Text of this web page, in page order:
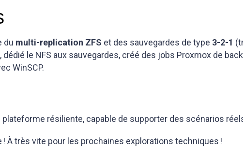
du multi-replication ZFS et des sauvegardes de type 3-2-1
le NFS aux sauvegardes, créé des jobs Proxmox de
WinSCP.
résiliente, capable de supporter des scénarios
À très vite pour les prochaines explorations techniques !